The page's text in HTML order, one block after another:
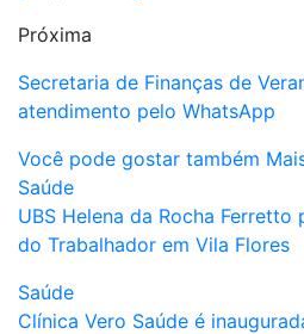
Próxima
Secretaria de Finanças de
atendimento pelo WhatsApp
Você pode gostar também
Saúde
UBS Helena da Rocha
do Trabalhador em Vila Flores
Saúde
Clínica Vero Saúde é